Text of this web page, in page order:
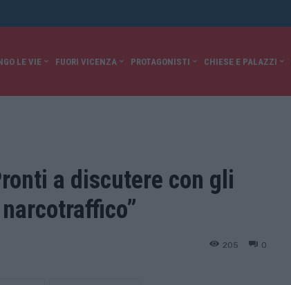
LE VIE FUORI VICENZA PROTAGONISTI CHIESE E PALAZZI
a discutere con gli
0
205